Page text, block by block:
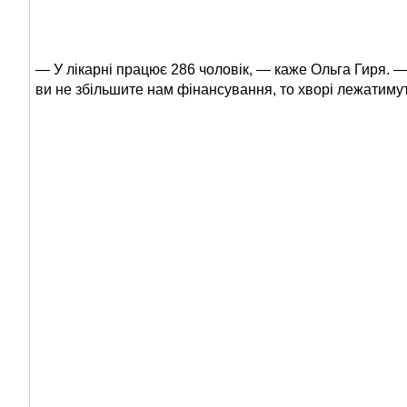
— У лікарні працює 286 чоловік, — каже Ольга Гиря.
ви не збільшите нам фінансування, то хворі